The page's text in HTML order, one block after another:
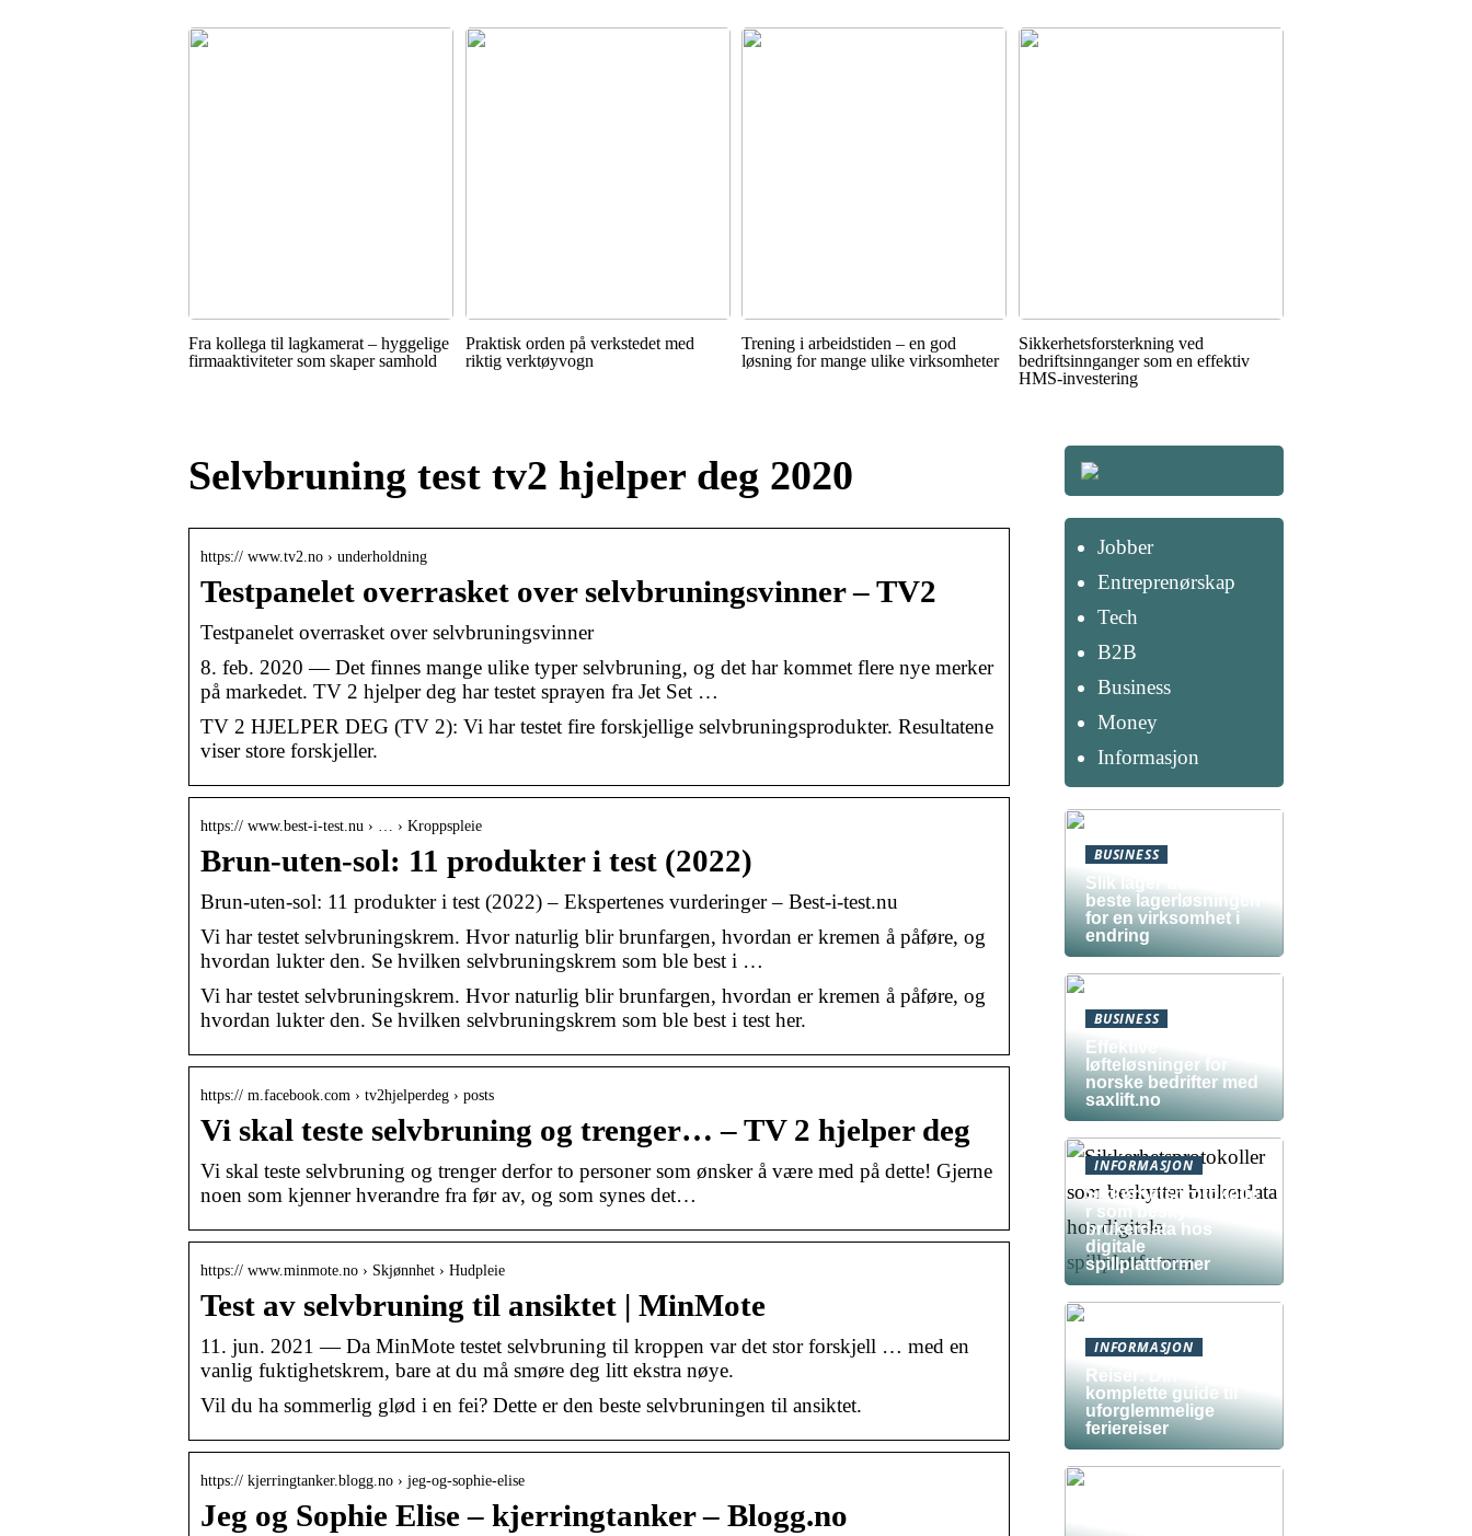
Fra kollega til lagkamerat – hyggelige
firmaaktiviteter som skaper samhold
Praktisk orden på verkstedet med
riktig verktøyvogn
Trening i arbeidstiden – en god
løsning for mange ulike virksomheter
Sikkerhetsforsterkning ved
bedriftsinnganger som en effektiv
HMS-investering
Selvbruning test tv2 hjelper deg 2020
https:// www.tv2.no › underholdning
Testpanelet overrasket over selvbruningsvinner – TV2
Testpanelet overrasket over selvbruningsvinner
8. feb. 2020 — Det finnes mange ulike typer selvbruning, og det har kommet flere nye merker
på markedet. TV 2 hjelper deg har testet sprayen fra Jet Set …
TV 2 HJELPER DEG (TV 2): Vi har testet fire forskjellige selvbruningsprodukter. Resultatene
viser store forskjeller.
https:// www.best-i-test.nu › … › Kroppspleie
Brun-uten-sol: 11 produkter i test (2022)
Brun-uten-sol: 11 produkter i test (2022) – Ekspertenes vurderinger – Best-i-test.nu
Vi har testet selvbruningskrem. Hvor naturlig blir brunfargen, hvordan er kremen å påføre, og
hvordan lukter den. Se hvilken selvbruningskrem som ble best i …
Vi har testet selvbruningskrem. Hvor naturlig blir brunfargen, hvordan er kremen å påføre, og
hvordan lukter den. Se hvilken selvbruningskrem som ble best i test her.
https:// m.facebook.com › tv2hjelperdeg › posts
Vi skal teste selvbruning og trenger… – TV 2 hjelper deg
Vi skal teste selvbruning og trenger derfor to personer som ønsker å være med på dette! Gjerne
noen som kjenner hverandre fra før av, og som synes det…
https:// www.minmote.no › Skjønnhet › Hudpleie
Test av selvbruning til ansiktet | MinMote
11. jun. 2021 — Da MinMote testet selvbruning til kroppen var det stor forskjell … med en
vanlig fuktighetskrem, bare at du må smøre deg litt ekstra nøye.
Vil du ha sommerlig glød i en fei? Dette er den beste selvbruningen til ansiktet.
https:// kjerringtanker.blogg.no › jeg-og-sophie-elise
Jeg og Sophie Elise – kjerringtanker – Blogg.no
Jobber
Entreprenørskap
Tech
B2B
Business
Money
Informasjon
BUSINESS
Slik lager du den
beste lagerløsningen
for en virksomhet i
endring
BUSINESS
Effektive
løfteløsninger for
norske bedrifter med
saxlift.no
INFORMASJON
Sikkerhetsprotokolle
r som beskytter
brukerdata hos
digitale
spillplattformer
INFORMASJON
Reiser: Din
komplette guide til
uforglemmelige
feriereiser